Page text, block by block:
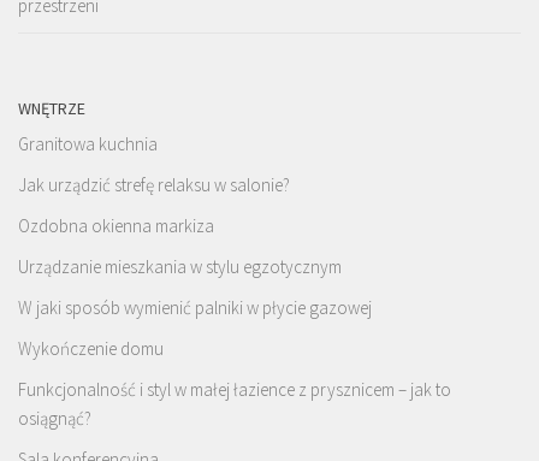
przestrzeni
WNĘTRZE
Granitowa kuchnia
Jak urządzić strefę relaksu w salonie?
Ozdobna okienna markiza
Urządzanie mieszkania w stylu egzotycznym
W jaki sposób wymienić palniki w płycie gazowej
Wykończenie domu
Funkcjonalność i styl w małej łazience z prysznicem – jak to
osiągnąć?